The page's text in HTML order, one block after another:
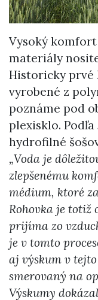
Vysoký
materiály
Historicky prvé
vyrobené z
poznáme pod
plexisklo.
hydrofilné
„Voda je
zlepšenému
médium, ktoré
Rohovka je totiž
prijíma zo
je v tomto
aj výskum v
smerovaný na
Výskumy